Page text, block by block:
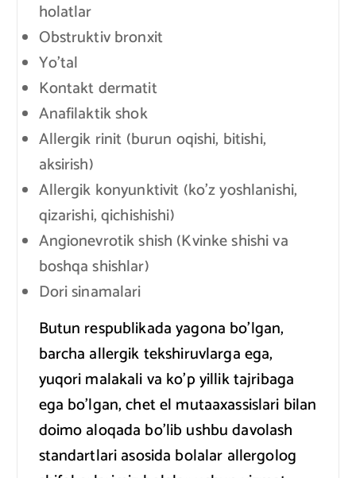
holatlar
Obstruktiv bronxit
Yo’tal
Kontakt dermatit
Anafilaktik shok
Allergik rinit (burun oqishi, bitishi,
aksirish)
Allergik konyunktivit (ko’z yoshlanishi,
qizarishi, qichishishi)
Angionevrotik shish (Kvinke shishi va
boshqa shishlar)
Dori sinamalari
Butun respublikada yagona bo’lgan,
barcha allergik tekshiruvlarga ega,
yuqori malakali va ko’p yillik tajribaga
ega bo’lgan, chet el mutaaxassislari bilan
doimo aloqada bo’lib ushbu davolash
standartlari asosida bolalar allergolog